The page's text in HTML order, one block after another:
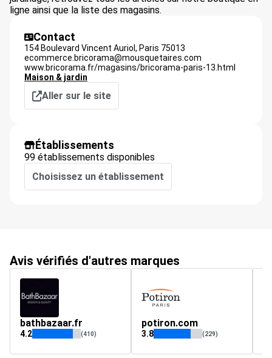
ligne ainsi que la liste des magasins.
Contact
154 Boulevard Vincent Auriol, Paris 75013
ecommerce.bricorama@mousquetaires.com
www.bricorama.fr/magasins/bricorama-paris-13.html
Maison & jardin
Aller sur le site
Établissements
99 établissements disponibles
Choisissez un établissement
Avis vérifiés d'autres marques
bathbazaar.fr
4.2 (410)
potiron.com
3.8 (229)